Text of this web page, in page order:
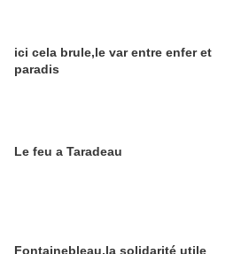
ici cela brule,le var entre enfer et
paradis
Le feu a Taradeau
Fontainebleau,la solidarité utile